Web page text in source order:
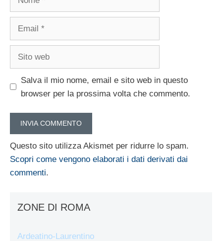
Email
Sito
Salva il mio nome, email e sito web in questo
browser per la prossima volta che commento.
Questo sito utilizza Akismet per ridurre lo spam.
Scopri come vengono elaborati i dati derivati dai
commenti.
ZONE DI ROMA
Ardeatino-Laurentino